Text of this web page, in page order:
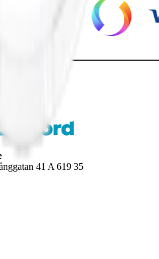
41 A 619 35